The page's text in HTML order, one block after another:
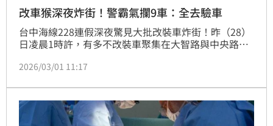
改車猴深夜炸街！警霸氣攔9車：全去驗車
台中海線228連假深夜驚見大批改裝車炸街！昨（28）
日凌晨1時許，有多不改裝車聚集在大智路與中央路二
現場人車早已鳥獸散，後續經沿線調閱監發現共計有9
請監理站針對改裝部分必要時召回檢驗。
2026/03/01 11:17